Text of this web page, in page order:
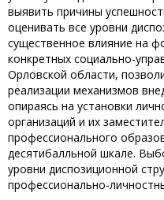
выявить причины
оценивать все уровни
существенное влияние на
конкретных социально-
Орловской области,
реализации механизмов
опираясь на установки
организаций и их
профессионального
десятибалльной шкале.
уровни диспозиционной
профессионально-